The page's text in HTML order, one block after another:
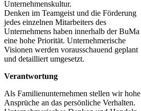
Unternehmenskultur.
Denken im Teamgeist und die Förderung
jedes einzelnen Mitarbeiters des
Unternehmens haben innerhalb der BuMa
eine hohe Priorität. Unternehmerische
Visionen werden vorausschauend geplant
und detailliert umgesetzt.
Verantwortung
Als Familienunternehmen stellen wir hohe
Ansprüche an das persönliche Verhalten.